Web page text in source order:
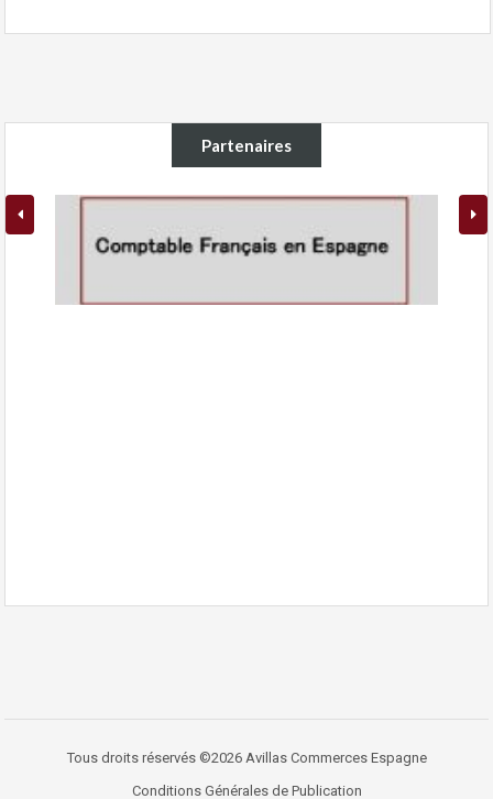
Partenaires
Tous droits réservés ©2026 Avillas Commerces Espagne
Conditions Générales de Publication